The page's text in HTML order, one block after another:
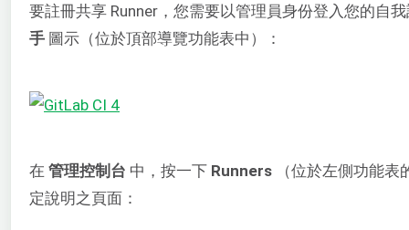
要註冊共享 Runner，您需要以管理員身份登入您的自
手 圖示（位於頂部導覽功能表中）：
在 管理控制台 中，按一下 Runners （位於左側功能表
定說明之頁面：